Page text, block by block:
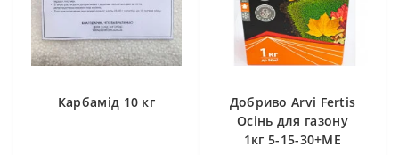
Карбамід 10 кг
Добриво Arvi Fertis
Осінь для газону
1кг 5-15-30+МЕ